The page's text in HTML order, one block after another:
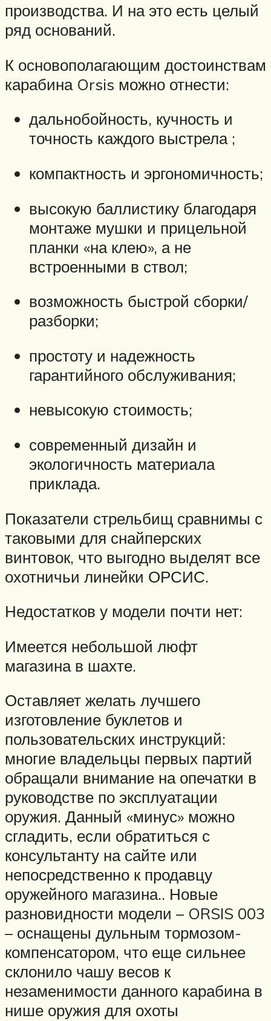
производства. И на это есть целый
ряд оснований.
К основополагающим достоинствам
карабина Orsis можно отнести:
дальнобойность, кучность и
точность каждого выстрела ;
компактность и эргономичность;
высокую баллистику благодаря
монтаже мушки и прицельной
планки «на клею», а не
встроенными в ствол;
возможность быстрой сборки/
разборки;
простоту и надежность
гарантийного обслуживания;
невысокую стоимость;
современный дизайн и
экологичность материала
приклада.
Показатели стрельбищ сравнимы с
таковыми для снайперских
винтовок, что выгодно выделят все
охотничьи линейки ОРСИС.
Недостатков у модели почти нет:
Имеется небольшой люфт
магазина в шахте.
Оставляет желать лучшего
изготовление буклетов и
пользовательских инструкций:
многие владельцы первых партий
обращали внимание на опечатки в
руководстве по эксплуатации
оружия. Данный «минус» можно
сгладить, если обратиться с
консультанту на сайте или
непосредственно к продавцу
оружейного магазина.. Новые
разновидности модели – ORSIS 003
– оснащены дульным тормозом-
компенсатором, что еще сильнее
склонило чашу весов к
незаменимости данного карабина в
нише оружия для охоты